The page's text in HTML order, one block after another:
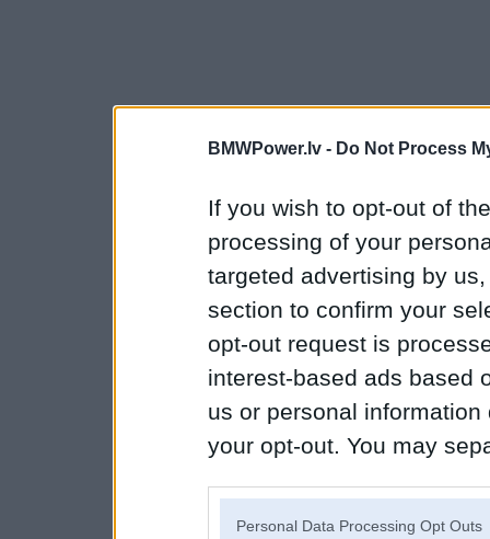
BMWPower.lv - Do Not Process
If you wish to opt-out of
processing of your
targeted advertising by
section to confirm your
opt-out request is
interest-based ads based
us or personal
your opt-out. You may
Personal Data Processing Opt Outs